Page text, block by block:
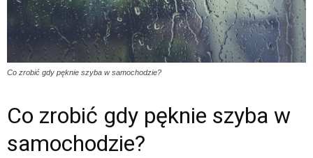
Co zrobić gdy pęknie szyba w samochodzie?
Co zrobić gdy pęknie szyba w
samochodzie?